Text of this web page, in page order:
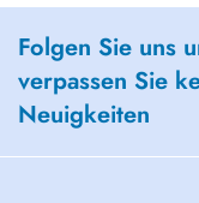
Folgen Sie uns
verpassen Sie
Neuigkeiten